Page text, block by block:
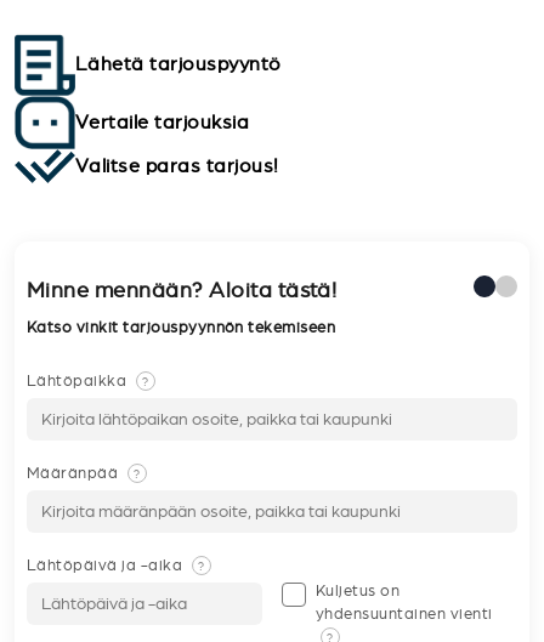
Lähetä tarjouspyyntö
Vertaile tarjouksia
Valitse paras tarjous!
Minne mennään? Aloita tästä!
Katso vinkit tarjouspyynnön tekemiseen
Lähtöpaikka ?
Määränpää ?
Lähtöpäivä ja -aika ?
Kuljetus on
yhdensuuntainen vienti
?